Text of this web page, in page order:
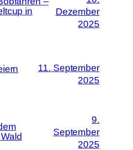
in
Dezember
2025
11. September
2025
9.
September
2025